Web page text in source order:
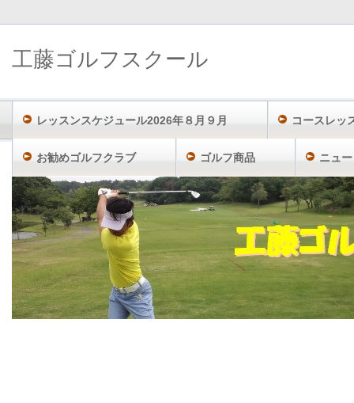
工藤ゴルフスクール TOP サイトマップ
工藤ゴルフスクール
レッスンスケジュール2026年８月９月 コースレッ
お勧めゴルフクラブ ゴルフ商品 ニュ